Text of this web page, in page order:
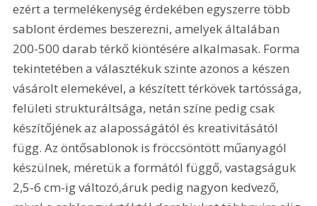
ezért a termelékenység érdekében egyszerre több
sablont érdemes beszerezni, amelyek általában
200-500 darab térkő kiöntésére alkalmasak. Forma
tekintetében a választékuk szinte azonos a készen
vásárolt elemekével, a készített térkövek tartóssága,
felületi strukturáltsága, netán színe pedig csak
készítőjének az alaposságától és kreativitásától
függ. Az öntősablonok is fröccsöntött műanyagól
készülnek, méretük a formától függő, vastagságuk
2,5-6 cm-ig változó,áruk pedig nagyon kedvező,